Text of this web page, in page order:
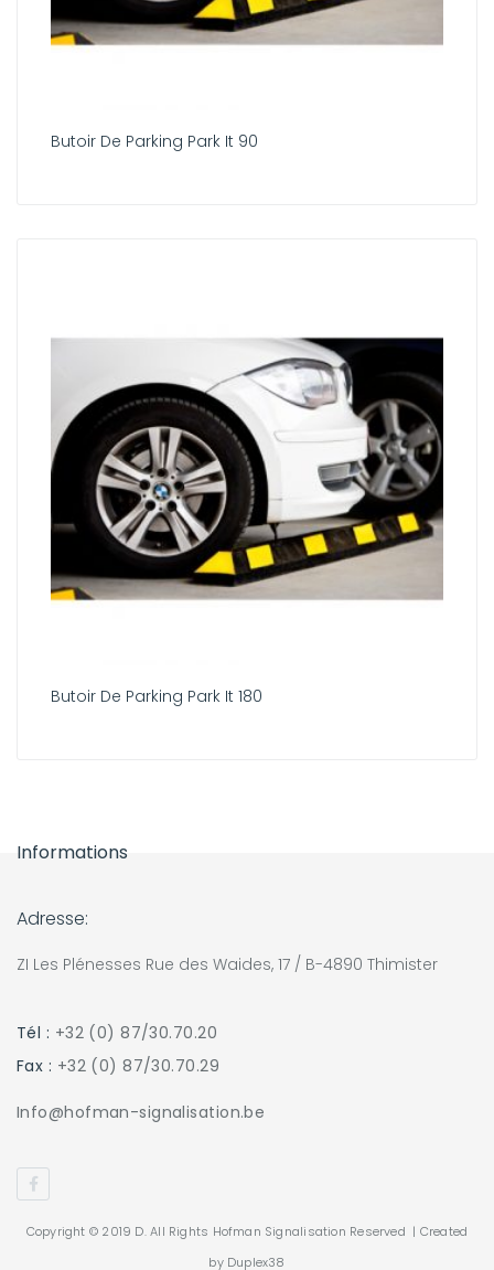
Butoir De Parking Park It 90
Butoir De Parking Park It 180
Informations
Adresse:
ZI Les Plénesses Rue des Waides, 17 / B-4890 Thimister
Tél : +32 (0) 87/30.70.20
Fax : +32 (0) 87/30.70.29
Info@hofman-signalisation.be
Copyright © 2019 D. All Rights Hofman Signalisation Reserved | Created
by Duplex38